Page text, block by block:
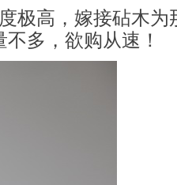
极高，嫁接砧木为
多，欲购从速！